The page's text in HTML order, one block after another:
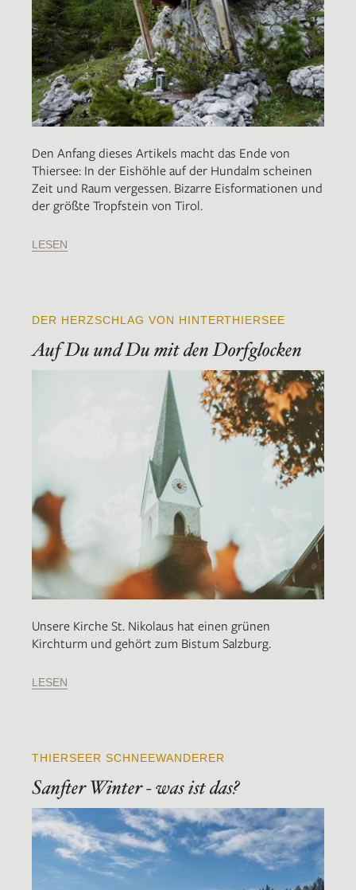
Den Anfang dieses Artikels macht das Ende von
Thiersee: In der Eishöhle auf der Hundalm scheinen
Zeit und Raum vergessen. Bizarre Eisformationen und
der größte Tropfstein von Tirol.
LESEN
DER HERZSCHLAG VON HINTERTHIERSEE
Auf Du und Du mit den Dorfglocken
Unsere Kirche St. Nikolaus hat einen grünen
Kirchturm und gehört zum Bistum Salzburg.
LESEN
THIERSEER SCHNEEWANDERER
Sanfter Winter - was ist das?